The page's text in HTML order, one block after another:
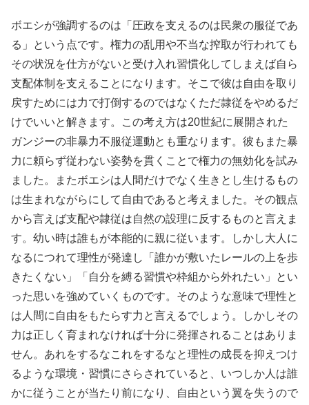
ボエシが強調するのは「圧政を支えるのは民衆の服従であ
る」という点です。権力の乱用や不当な搾取が行われても
その状況を仕方がないと受け入れ習慣化してしまえば自ら
支配体制を支えることになります。そこで彼は自由を取り
戻すためには力で打倒するのではなくただ隷従をやめるだ
けでいいと解きます。この考え方は20世紀に展開された
ガンジーの非暴力不服従運動とも重なります。彼もまた暴
力に頼らず従わない姿勢を貫くことで権力の無効化を試み
ました。またボエシは人間だけでなく生きとし生けるもの
は生まれながらにして自由であると考えました。その観点
から言えば支配や隷従は自然の設理に反するものと言えま
す。幼い時は誰もが本能的に親に従います。しかし大人に
なるにつれて理性が発達し「誰かが敷いたレールの上を歩
きたくない」「自分を縛る習慣や枠組から外れたい」とい
った思いを強めていくものです。そのような意味で理性と
は人間に自由をもたらす力と言えるでしょう。しかしその
力は正しく育まれなければ十分に発揮されることはありま
せん。あれをするなこれをするなと理性の成長を抑えつけ
るような環境・習慣にさらされていると、いつしか人は誰
かに従うことが当たり前になり、自由という翼を失うので